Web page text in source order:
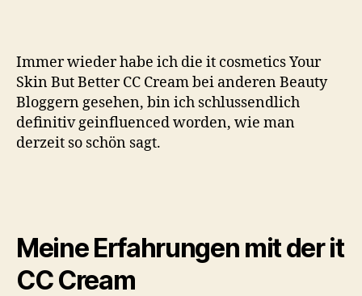
Immer wieder habe ich die it cosmetics Your
Skin But Better CC Cream bei anderen Beauty
Bloggern gesehen, bin ich schlussendlich
definitiv geinfluenced worden, wie man
derzeit so schön sagt.
Meine Erfahrungen mit der it
CC Cream